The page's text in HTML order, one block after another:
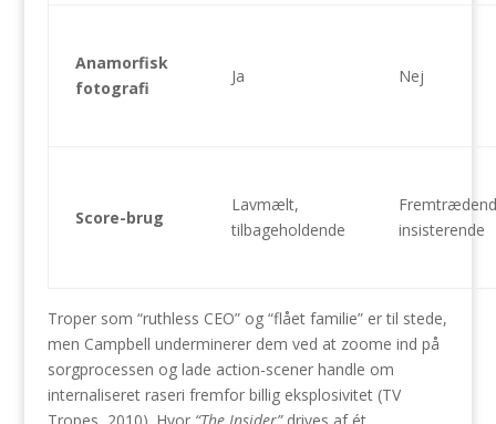
Anamorfisk
fotografi
Ja Nej
Score-brug
Lavmælt,
tilbageholdende
insisterende
Troper som “ruthless CEO” og “flået familie” er til stede,
men Campbell underminerer dem ved at zoome ind på
sorgprocessen og lade action-scener handle om
internaliseret raseri fremfor billig eksplosivitet (TV
Tropes, 2010). Hvor “The Insider”drives af ét